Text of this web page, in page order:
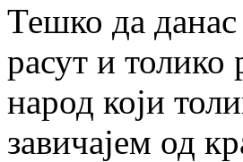
Тешко да данас
расут и толико
народ који
завичајем од